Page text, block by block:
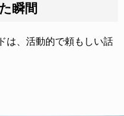
瞬間
は、活動的で頼もしい話